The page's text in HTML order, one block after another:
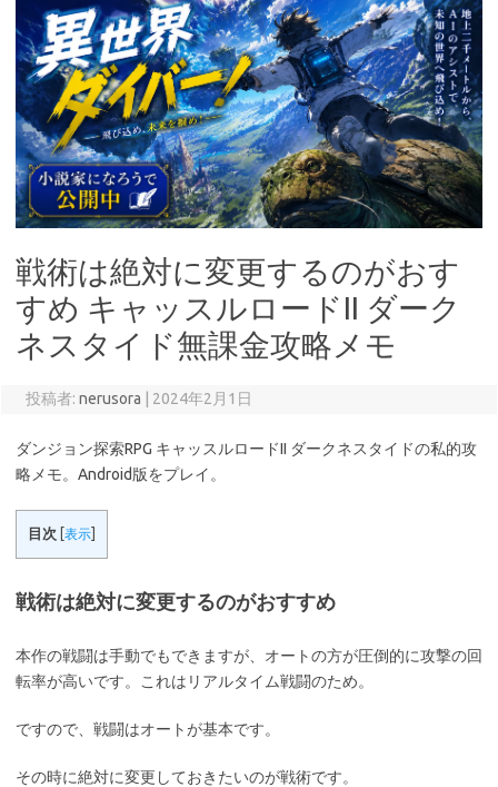
戦術は絶対に変更するのがおす
すめ キャッスルロードII ダーク
ネスタイド無課金攻略メモ
投稿者: nerusora 2024年2月1日
ダンジョン探索RPG キャッスルロードII ダークネスタイドの私的攻
略メモ。Android版をプレイ。
目次 [表示
戦術は絶対に変更するのがおすすめ
本作の戦闘は手動でもできますが、オートの方が圧倒的に攻撃の回
転率が高いです。これはリアルタイム戦闘のため。
ですので、戦闘はオートが基本です。
その時に絶対に変更しておきたいのが戦術です。